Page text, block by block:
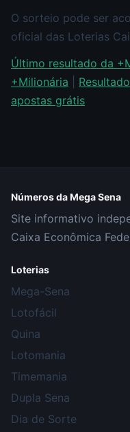
O sorteio pode ser
oficial das Loterias
Último resultado da
+Milionária
apostas grátis
Números da Mega Sena
Site informativo
Caixa Econômica
Loterias
Mega-Sena
Lotofácil
Quina
Lotomania
Timemania
Dupla Sena
Dia de Sorte